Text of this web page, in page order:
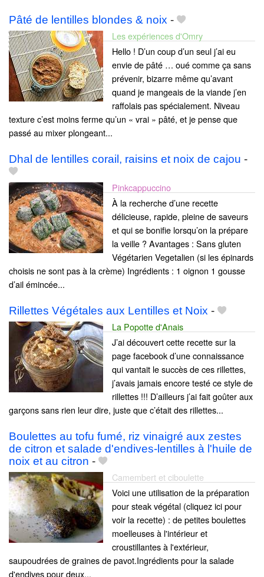
Pâté de lentilles blondes & noix -
Les expériences d'Omry
Hello ! D’un coup d’un seul j’ai eu
envie de pâté … oué comme ça sans
prévenir, bizarre même qu’avant
quand je mangeais de la viande j’en
raffolais pas spécialement. Niveau
texture c’est moins ferme qu’un « vrai » pâté, et je pense que
passé au mixer plongeant...
Dhal de lentilles corail, raisins et noix de cajou -
Pinkcappuccino
À la recherche d’une recette
délicieuse, rapide, pleine de saveurs
et qui se bonifie lorsqu’on la prépare
la veille ? Avantages : Sans gluten
Végétarien Vegetalien (si les épinards
choisis ne sont pas à la crème) Ingrédients : 1 oignon 1 gousse
d’ail émincée...
Rillettes Végétales aux Lentilles et Noix -
La Popotte d'Anais
J’ai découvert cette recette sur la
page facebook d’une connaissance
qui vantait le succès de ces rillettes,
j’avais jamais encore testé ce style de
rillettes !!! D’ailleurs j’ai fait goûter aux
garçons sans rien leur dire, juste que c’était des rillettes...
Boulettes au tofu fumé, riz vinaigré aux zestes
de citron et salade d'endives-lentilles à l'huile de
noix et au citron -
Camembert et ciboulette
Voici une utilisation de la préparation
pour steak végétal (cliquez ici pour
voir la recette) : de petites boulettes
moelleuses à l'intérieur et
croustillantes à l'extérieur,
saupoudrées de graines de pavot.Ingrédients pour la salade
d'endives pour deux...